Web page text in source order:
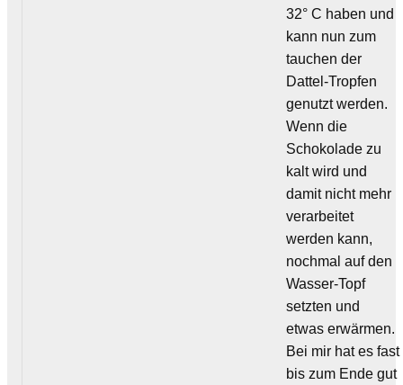
32° C haben und
kann nun zum
tauchen der
Dattel-Tropfen
genutzt werden.
Wenn die
Schokolade zu
kalt wird und
damit nicht mehr
verarbeitet
werden kann,
nochmal auf den
Wasser-Topf
setzten und
etwas erwärmen.
Bei mir hat es fast
bis zum Ende gut